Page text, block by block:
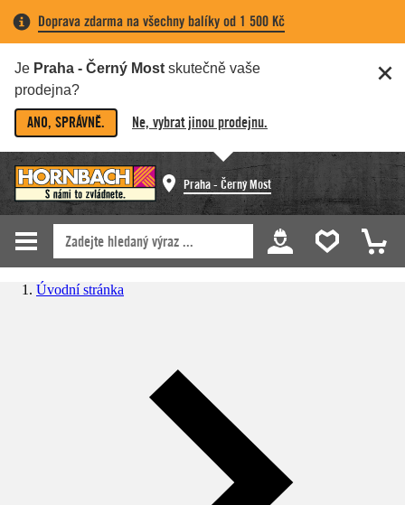
Doprava zdarma na všechny balíky od 1 500 Kč
Je Praha - Černý Most skutečně vaše
prodejna?
ANO, SPRÁVNĚ. Ne, vybrat jinou prodejnu.
Praha - Černý Most
Úvodní stránka